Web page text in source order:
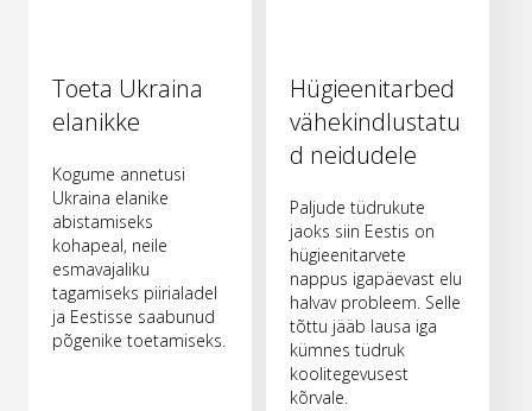
Toeta Ukraina
elanikke
Kogume annetusi
Ukraina elanike
abistamiseks
kohapeal, neile
esmavajaliku
tagamiseks piirialadel
ja Eestisse saabunud
põgenike toetamiseks.
Hügieenitarbed
vähekindlustatu
d neidudele
Paljude tüdrukute
jaoks siin Eestis on
hügieenitarvete
nappus igapäevast elu
halvav probleem. Selle
tõttu jääb lausa iga
kümnes tüdruk
koolitegevusest
kõrvale.